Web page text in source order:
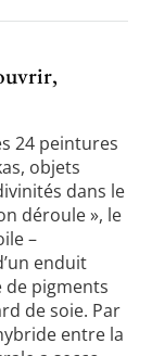
24 peintures
objets
dans le
déroule », le
–
enduit
de pigments
de soie. Par
entre la